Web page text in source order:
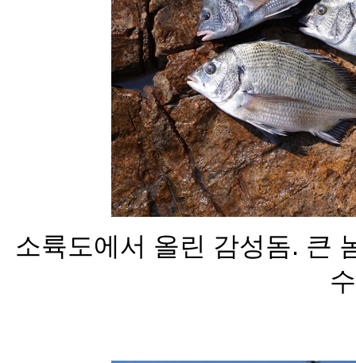
소륙도에서 올린 감성돔. 큰